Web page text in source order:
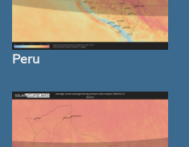
Peru